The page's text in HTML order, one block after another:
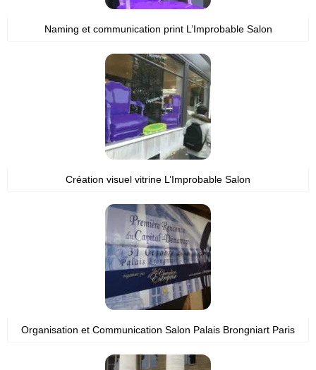
Naming et communication print L’Improbable Salon
Création visuel vitrine L’Improbable Salon
Organisation et Communication Salon Palais Brongniart Paris